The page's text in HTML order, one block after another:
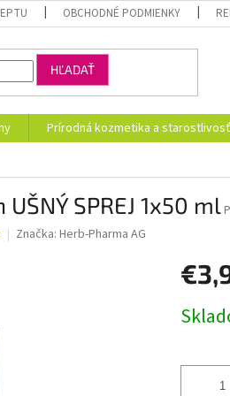
OBCHODNÉ PODMIENKY
HĽADAŤ
Prírodná kozmetika a starostlivosť
SPREJ 1x50 ml
Značka: Herb-Pharma AG
cena: